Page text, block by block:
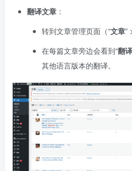
翻译文章 ：
转到文章管理页面（“文章”
在每篇文章旁边会看到“翻译
其他语言版本的翻译。